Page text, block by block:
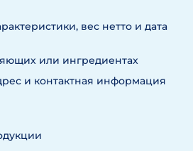
вес нетто и дата
или ингредиентах
и контактная информация